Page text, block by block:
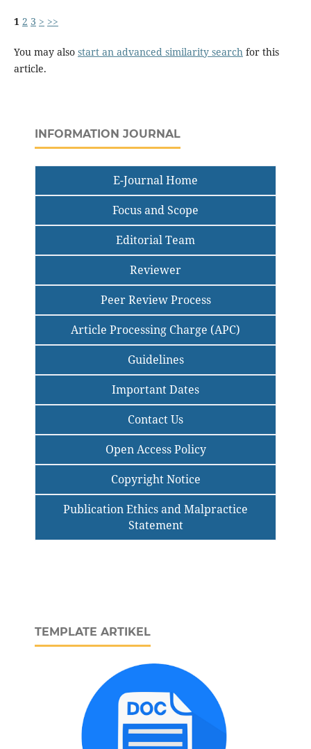
1 2 3 > >>
You may also start an advanced similarity searchfor this
article.
INFORMATION JOURNAL
E-Journal Home
Focus and Scope
Editorial Team
Reviewer
Peer Review Process
Article Processing Charge (APC)
Guidelines
Important Dates
Contact Us
Open Access Policy
Copyright Notice
Publication Ethics and Malpractice
Statement
TEMPLATE ARTIKEL